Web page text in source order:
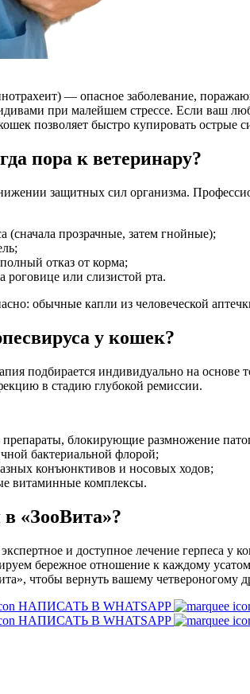
— опасное заболевание,
при малейшем стрессе. Если ваш
позволяет быстро купировать
пора к ветеринару?
защитных сил организма.
(сначала прозрачные, затем гнойные);
отказ от корма;
роговице или слизистой рта.
обычные капли из человеческой
у кошек?
подбирается индивидуально на
в стадию глубокой ремиссии.
блокирующие размножение
бактериальной флорой;
конъюнктивов и носовых ходов;
витаминные комплексы.
«ЗооВита»?
экспертное и доступное лечение герпеса
бережное отношение к каждому
чтобы вернуть вашему четвероногому
НАПИСАТЬ В WHATSAPP
НАПИСАТЬ В WHATSAPP